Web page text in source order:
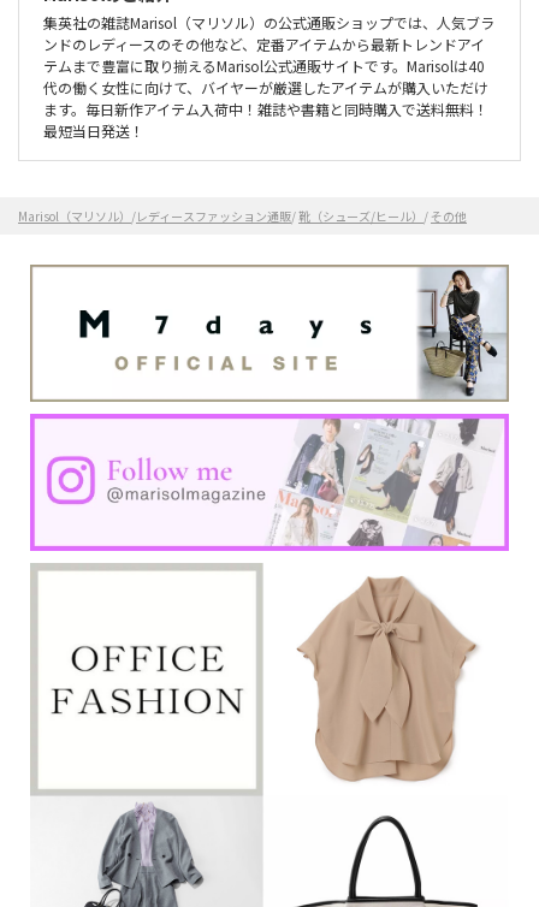
集英社の雑誌Marisol（マリソル）の公式通販ショップでは、人気ブラ
ンドのレディースのその他など、定番アイテムから最新トレンドアイ
テムまで豊富に取り揃えるMarisol公式通販サイトです。Marisolは40
代の働く女性に向けて、バイヤーが厳選したアイテムが購入いただけ
ます。毎日新作アイテム入荷中！雑誌や書籍と同時購入で送料無料！
最短当日発送！
Marisol（マリソル） /レディースファッション通販/靴（シューズ/ヒール） / その他